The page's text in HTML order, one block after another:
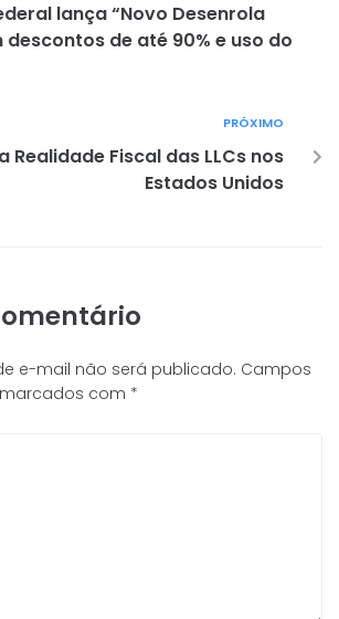
lança “Novo Desenrola
descontos de até 90% e uso do
PRÓXIMO
Realidade Fiscal das LLCs nos
Estados Unidos
e-mail não será publicado. Campos
com *